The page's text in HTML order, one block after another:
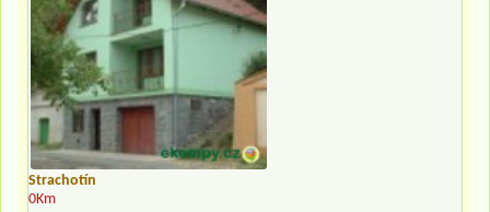
Strachotín
0Km